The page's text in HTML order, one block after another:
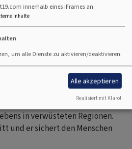
Sambia, Bolivien und
Ländern unterstützen die
Ideen zu entwickeln, um
widerstandsfähiger zu
beispielweise Kleinbauern
und können so ihre
halten ihr Land mit
Steinwällen feucht, anstatt vor
stehen. Auf diese Weise
in verwüsteten Regionen.
und er sichert den Menschen
innerhalb eines iFrames an.
Inhalte
um alle Dienste zu aktivieren/deaktivieren.
Alle akzeptieren
Realisiert mit Klaro!